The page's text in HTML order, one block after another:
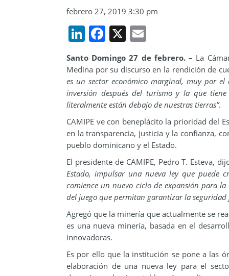
febrero 27, 2019 3:30 pm
LinkedIn
Facebook
X
Santo Domingo 27 de febrero. – La
Medina por su discurso en la rendición de
es un sector económico marginal, muy por
inversión después del turismo y la que
literalmente están debajo de nuestras tierras”.
CAMIPE ve con beneplácito la prioridad del
en la transparencia, justicia y la confianza,
pueblo dominicano y el Estado.
El presidente de CAMIPE, Pedro T. Esteva,
Estado, impulsar una nueva ley que puede
comience un nuevo ciclo de expansión para
del juego que permitan garantizar la seguridad
Agregó que la minería que actualmente se
es una nueva minería, basada en el
innovadoras.
Es por ello que la institución se pone a las
elaboración de una nueva ley para el